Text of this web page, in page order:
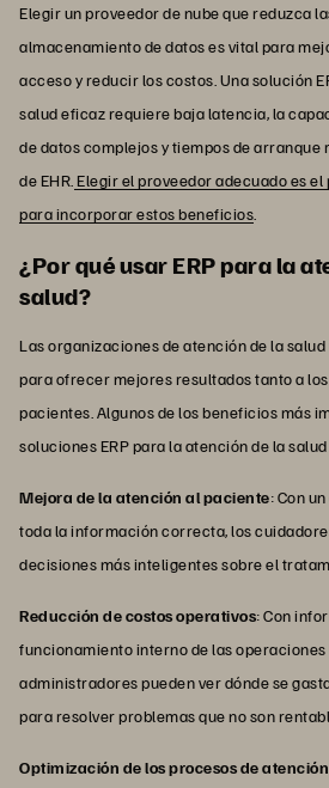
Elegir un proveedor de nube que reduzca
almacenamiento de datos es vital para
acceso y reducir los costos. Una solución
salud eficaz requiere baja latencia, la
de datos complejos y tiempos de arranque
de EHR. Elegir el proveedor adecuado es
para incorporar estos beneficios
¿Por qué usar ERP para la
salud?
Las organizaciones de atención de la
para ofrecer mejores resultados tanto a
pacientes. Algunos de los beneficios más
soluciones ERP para la atención de la
Mejora de la atención al paciente: Con
toda la información correcta, los
decisiones más inteligentes sobre el
Reducción de costos operativos: Con
funcionamiento interno de las
administradores pueden ver dónde se
para resolver problemas que no son
Optimización de los procesos de